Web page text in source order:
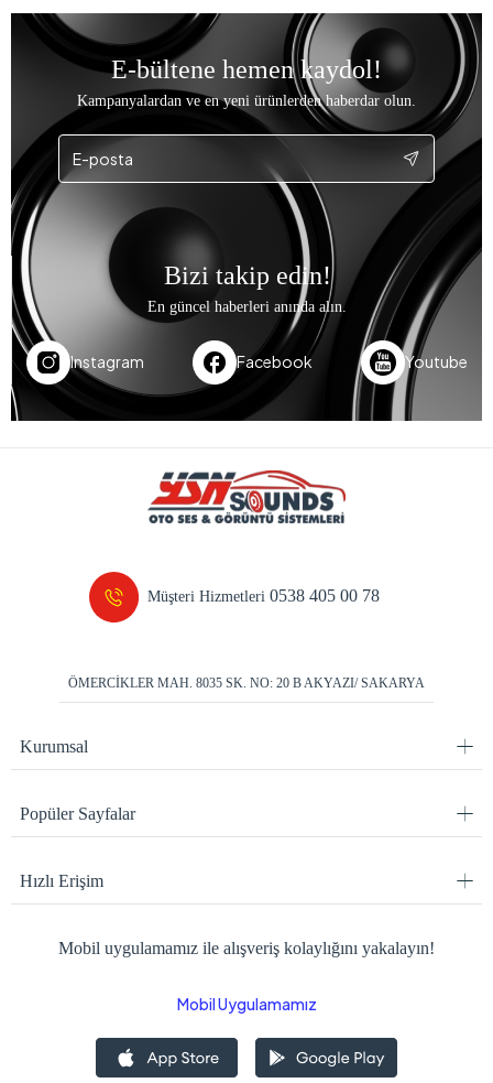
E-bültene hemen kaydol!
Kampanyalardan ve en yeni ürünlerden haberdar olun.
Bizi takip edin!
En güncel haberleri anında alın.
Instagram Facebook Youtube
Müşteri Hizmetleri0538 405 00 78
ÖMERCİKLER MAH. 8035 SK. NO: 20 B AKYAZI/ SAKARYA
Kurumsal
Popüler Sayfalar
Hızlı Erişim
Mobil uygulamamız ile alışveriş kolaylığını yakalayın!
Mobil Uygulamamız